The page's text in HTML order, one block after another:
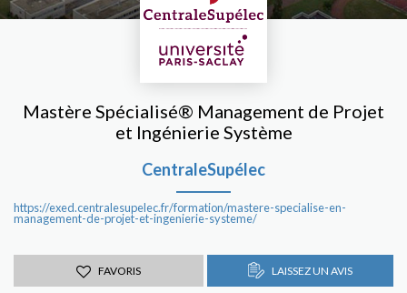
Mastère Spécialisé® Management de Projet
et Ingénierie Système
CentraleSupélec
https://exed.centralesupelec.fr/formation/mastere-specialise-en-
management-de-projet-et-ingenierie-systeme/
FAVORIS LAISSEZ UN AVIS